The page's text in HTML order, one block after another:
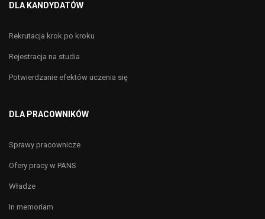
DLA KANDYDATÓW
Rekrutacja krok po kroku
Rejestracja na studia
Potwierdzanie efektów uczenia się
DLA PRACOWNIKÓW
Sprawy pracownicze
Ofery pracy w PANS
Władze
In memoriam